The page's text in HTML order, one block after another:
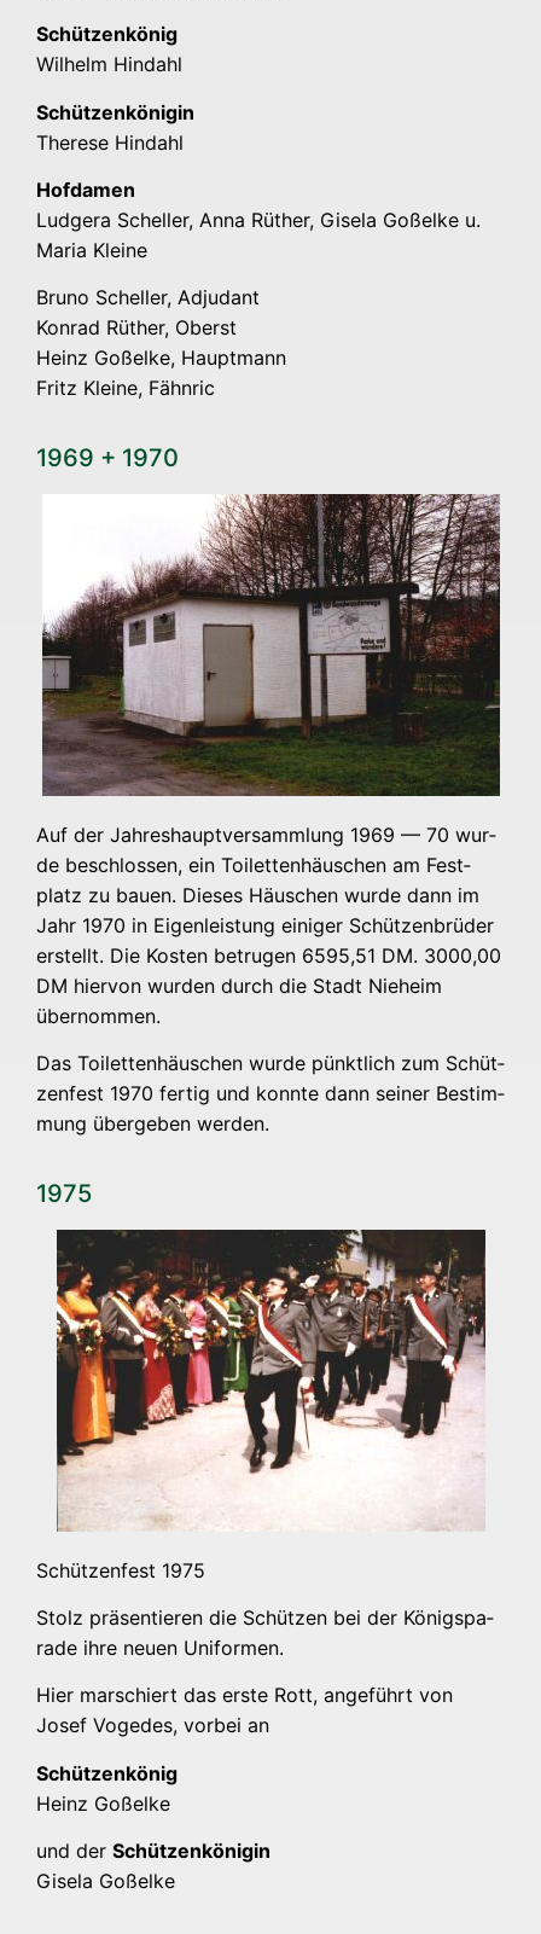
Schüt­zen­kö­nig
Wil­helm Hindahl
Schüt­zen­kö­ni­gin
The­re­se Hindahl
Hof­da­men
Lud­ge­ra Schel­ler, Anna Rüt­her, Gise­la Goß­el­ke u.
Maria Kleine
Bru­no Schel­ler, Adju­dant
Kon­rad Rüt­her, Oberst
Heinz Goß­el­ke, Haupt­mann
Fritz Klei­ne, Fähnric
1969 + 1970
Auf der Jah­res­haupt­ver­samm­lung 1969 — 70 wur­
de beschlos­sen, ein Toi­let­ten­häus­chen am Fest­
platz zu bau­en. Die­ses Häus­chen wur­de dann im
Jahr 1970 in Eigen­leis­tung eini­ger Schüt­zen­brü­der
erstellt. Die Kos­ten betru­gen 6595,51 DM. 3000,00
DM hier­von wur­den durch die Stadt Nie­heim
übernommen.
Das Toi­let­ten­häus­chen wur­de pünkt­lich zum Schüt­
zen­fest 1970 fer­tig und konn­te dann sei­ner Bestim­
mung über­ge­ben werden.
1975
Schüt­zen­fest 1975
Stolz prä­sen­tie­ren die Schüt­zen bei der Königs­pa­
ra­de ihre neu­en Uniformen.
Hier mar­schiert das ers­te Rott, ange­führt von
Josef Vogedes, vor­bei an
Schüt­zen­kö­nig
Heinz Goß­el­ke
und der Schüt­zen­kö­ni­gin
Gise­la Goßelke